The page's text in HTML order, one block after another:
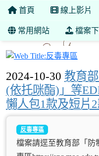
首頁 線上影片
常用網站 檔案
2024-10-30 教育
(依托咪酯)」等
懶人包1款及短片
反毒專區
檔案請逕至教育部「防